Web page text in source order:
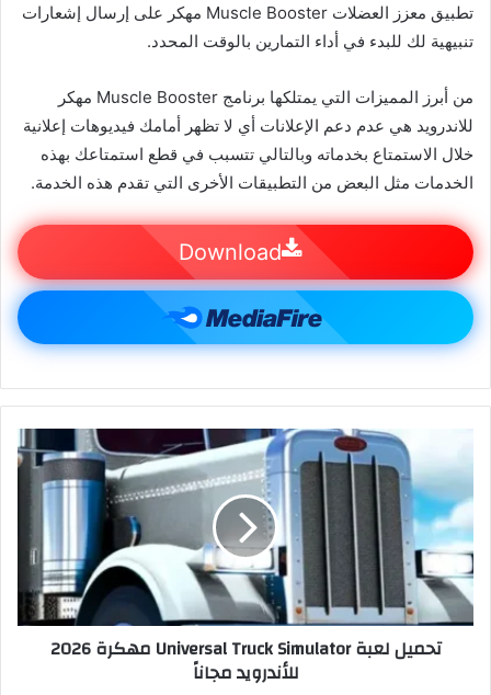
تطبيق معزز العضلات Muscle Booster مهكر على إرسال إشعارات
تنبيهية لك للبدء في أداء التمارين بالوقت المحدد.
من أبرز المميزات التي يمتلكها برنامج Muscle Booster مهكر
للاندرويد هي عدم دعم الإعلانات أي لا تظهر أمامك فيديوهات إعلانية
خلال الاستمتاع بخدماته وبالتالي تتسبب في قطع استمتاعك بهذه
الخدمات مثل البعض من التطبيقات الأخرى التي تقدم هذه الخدمة.
Download
تحميل لعبة Universal Truck Simulator مهكرة 2026
للأندرويد مجاناً